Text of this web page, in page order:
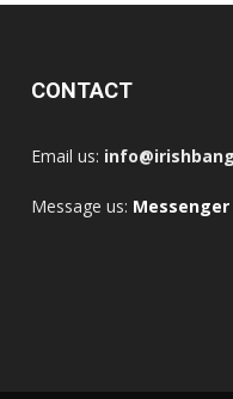
CONTACT
Email us:
Message us: Messenger